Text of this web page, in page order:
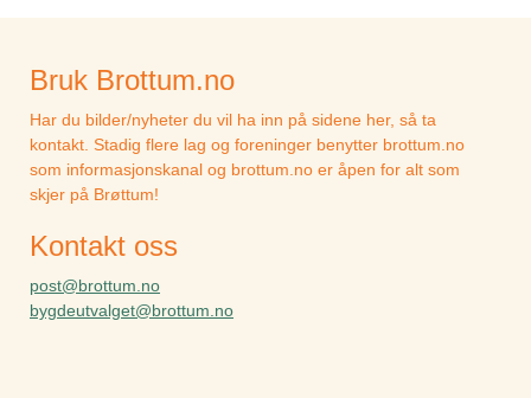
Bruk Brottum.no
Har du bilder/nyheter du vil ha inn på sidene her, så ta
kontakt. Stadig flere lag og foreninger benytter brottum.no
som informasjonskanal og brottum.no er åpen for alt som
skjer på Brøttum!
Kontakt oss
post@brottum.no
bygdeutvalget@brottum.no